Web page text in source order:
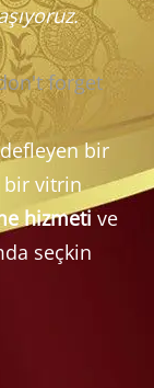
forget
bir
bir vitrin
hizmetive
seçkin